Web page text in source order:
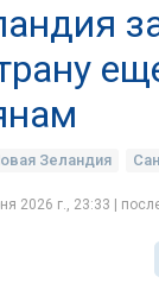
Зеландия
2026 г., 23:33 |